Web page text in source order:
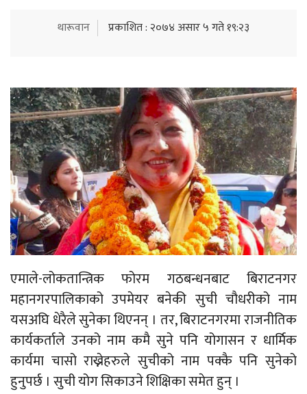
थारूवान प्रकाशित : २०७४ असार ५ गते १९:२३
एमाले-लोकतान्त्रिक फोरम गठबन्धनबाट बिराटनगर
महानगरपालिकाको उपमेयर बनेकी सुची चौधरीको नाम
यसअघि धेरैले सुनेका थिएनन् । तर, बिराटनगरमा राजनीतिक
कार्यकर्ताले उनको नाम कमै सुने पनि योगासन र धार्मिक
कार्यमा चासो राख्नेहरुले सुचीको नाम पक्कै पनि सुनेको
हुनुपर्छ । सुची योग सिकाउने शिक्षिका समेत हुन् ।